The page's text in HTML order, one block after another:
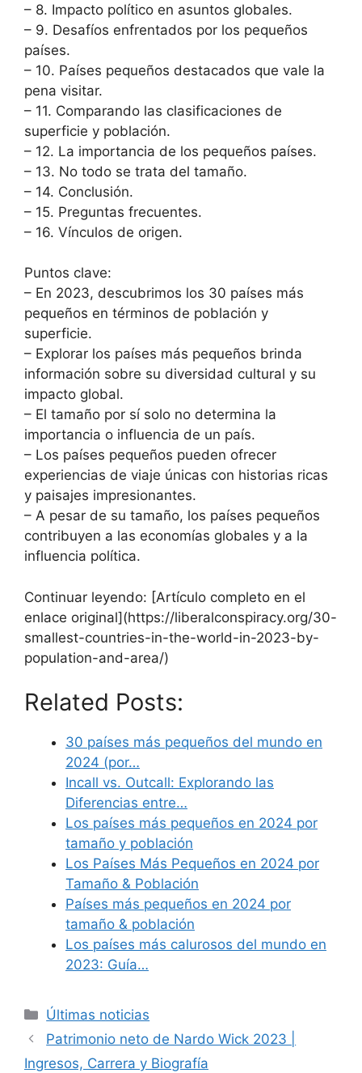
– 8. Impacto político en asuntos globales.
– 9. Desafíos enfrentados por los pequeños
países.
– 10. Países pequeños destacados que vale la
pena visitar.
– 11. Comparando las clasificaciones de
superficie y población.
– 12. La importancia de los pequeños países.
– 13. No todo se trata del tamaño.
– 14. Conclusión.
– 15. Preguntas frecuentes.
– 16. Vínculos de origen.
Puntos clave:
– En 2023, descubrimos los 30 países más
pequeños en términos de población y
superficie.
– Explorar los países más pequeños brinda
información sobre su diversidad cultural y su
impacto global.
– El tamaño por sí solo no determina la
importancia o influencia de un país.
– Los países pequeños pueden ofrecer
experiencias de viaje únicas con historias ricas
y paisajes impresionantes.
– A pesar de su tamaño, los países pequeños
contribuyen a las economías globales y a la
influencia política.
Continuar leyendo: [Artículo completo en el
enlace original](https://liberalconspiracy.org/30-
smallest-countries-in-the-world-in-2023-by-
population-and-area/)
Related Posts:
30 países más pequeños del mundo en
2024 (por…
Incall vs. Outcall: Explorando las
Diferencias entre…
Los países más pequeños en 2024 por
tamaño y población
Los Países Más Pequeños en 2024 por
Tamaño & Población
Países más pequeños en 2024 por
tamaño & población
Los países más calurosos del mundo en
2023: Guía…
Categories
Últimas noticias
Patrimonio neto de Nardo Wick 2023 |
Ingresos, Carrera y Biografía